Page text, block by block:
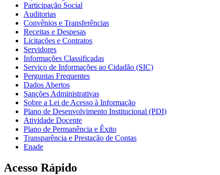
Participação Social
Auditorias
Convênios e Transferências
Receitas e Despesas
Licitações e Contratos
Servidores
Informações Classificadas
Serviço de Informações ao Cidadão (SIC)
Perguntas Frequentes
Dados Abertos
Sanções Administrativas
Sobre a Lei de Acesso à Informação
Plano de Desenvolvimento Institucional (PDI)
Atividade Docente
Plano de Permanência e Êxito
Transparência e Prestação de Contas
Enade
Acesso Rápido